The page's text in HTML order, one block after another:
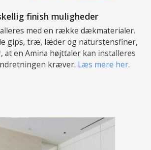
finish muligheder
med en række dækmaterialer.
gips, træ, læder og naturstensfiner,
at en Amina højttaler kan installeres
kræver. Læs mere her.